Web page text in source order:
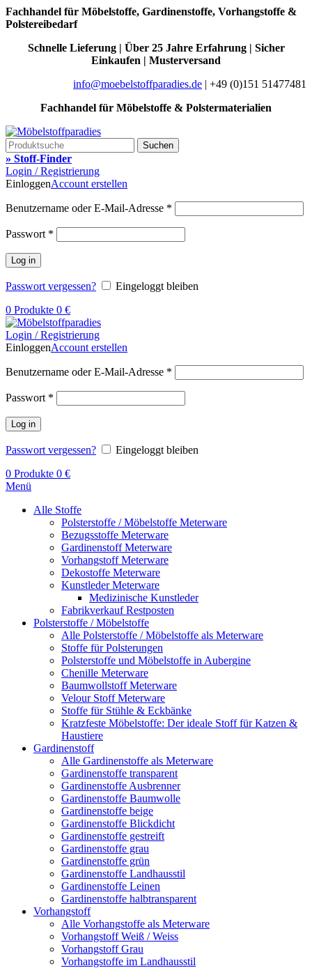
Fachhandel für Möbelstoffe, Gardinenstoffe, Vorhangstoffe &
Polstereibedarf
Schnelle Lieferung | Über 25 Jahre Erfahrung | Sicher
Einkaufen | Musterversand
info@moebelstoffparadies.de | +49 (0)151 51477481
Fachhandel für Möbelstoffe & Polstermaterialien
Suchen
» Stoff-Finder
Login / Registrierung
EinloggenAccount erstellen
Benutzername oder E-Mail-Adresse *
Passwort *
Log in
Passwort vergessen?
Eingeloggt bleiben
0 Produkte 0 €
Login / Registrierung
EinloggenAccount erstellen
Benutzername oder E-Mail-Adresse *
Passwort *
Log in
Passwort vergessen?
Eingeloggt bleiben
0 Produkte 0 €
Menü
Alle Stoffe
Polsterstoffe / Möbelstoffe Meterware
Bezugsstoffe Meterware
Gardinenstoff Meterware
Vorhangstoff Meterware
Dekostoffe Meterware
Kunstleder Meterware
Medizinische Kunstleder
Fabrikverkauf Restposten
Polsterstoffe / Möbelstoffe
Alle Polsterstoffe / Möbelstoffe als Meterware
Stoffe für Polsterungen
Polsterstoffe und Möbelstoffe in Aubergine
Chenille Meterware
Baumwollstoff Meterware
Velour Stoff Meterware
Stoffe für Stühle & Eckbänke
Kratzfeste Möbelstoffe: Der ideale Stoff für Katzen &
Haustiere
Gardinenstoff
Alle Gardinenstoffe als Meterware
Gardinenstoffe transparent
Gardinenstoffe Ausbrenner
Gardinenstoffe Baumwolle
Gardinenstoffe beige
Gardinenstoffe Blickdicht
Gardinenstoffe gestreift
Gardinenstoffe grau
Gardinenstoffe grün
Gardinenstoffe Landhausstil
Gardinenstoffe Leinen
Gardinenstoffe halbtransparent
Vorhangstoff
Alle Vorhangstoffe als Meterware
Vorhangstoff Weiß / Weiss
Vorhangstoff Grau
Vorhangstoffe im Landhausstil